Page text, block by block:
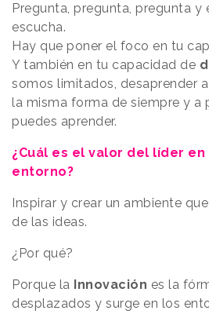
Pregunta, pregunta, pregunta y
escucha.
Hay que poner el foco en tu
Y también en tu capacidad de
somos limitados, desaprender
la misma forma de siempre y a
puedes aprender.
¿Cuál es el valor del líder
entorno?
Inspirar y crear un ambiente
de las ideas.
¿Por qué?
Porque la Innovación es la
desplazados y surge en los